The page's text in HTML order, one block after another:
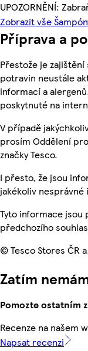
UPOZORNĚNÍ:
Zobrazit vše
Příprava a
Přestože je
potravin neustále
informací a
poskytnuté na
V případě
prosím Oddělení
značky Tesco.
I přesto, že jsou
jakékoliv nesprávné
Tyto informace jsou
předchozího
© Tesco Stores ČR
Zatím
Pomozte ostatním
Recenze na našem
Napsat recenzi